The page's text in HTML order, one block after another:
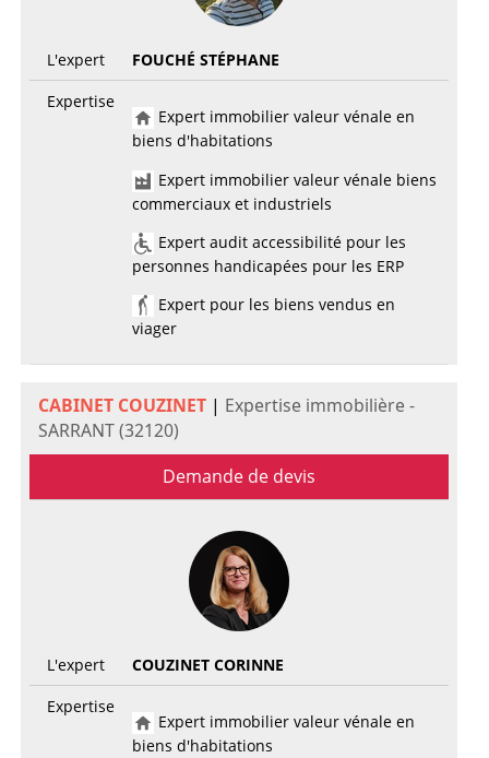
L'expert
FOUCHÉ STÉPHANE
Expertise
Expert immobilier valeur vénale en
biens d'habitations
Expert immobilier valeur vénale biens
commerciaux et industriels
Expert audit accessibilité pour les
personnes handicapées pour les ERP
Expert pour les biens vendus en
viager
CABINET COUZINET| Expertise immobilière -
SARRANT (32120)
Demande de devis
L'expert
COUZINET CORINNE
Expertise
Expert immobilier valeur vénale en
biens d'habitations